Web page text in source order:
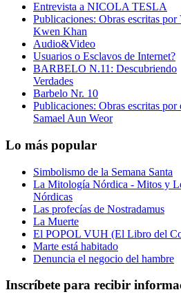
Entrevista a NICOLA TESLA
Publicaciones: Obras escritas por
Kwen Khan
Audio&Video
Usuarios o Esclavos de Internet?
BARBELO N.11: Descubriendo
Verdades
Barbelo Nr. 10
Publicaciones: Obras escritas por
Samael Aun Weor
Lo más popular
Simbolismo de la Semana Santa
La Mitología Nórdica - Mitos y
Nórdicas
Las profecías de Nostradamus
La Muerte
El POPOL VUH (El Libro del
Marte está habitado
Denuncia el negocio del hambre
Inscríbete para recibir